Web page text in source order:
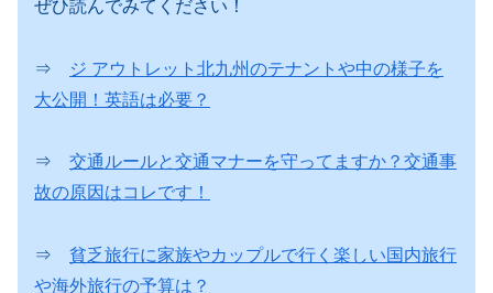
ぜひ読んでみてください！
⇒
ジ アウトレット北九州のテナントや中の様子を
大公開！英語は必要？
⇒ 交通ルールと交通マナーを守ってますか？交通事
故の原因はコレです！
⇒ 貧乏旅行に家族やカップルで行く楽しい国内旅行
や海外旅行の予算は？